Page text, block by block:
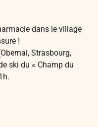
dans le village
!
Strasbourg,
ski du « Champ du